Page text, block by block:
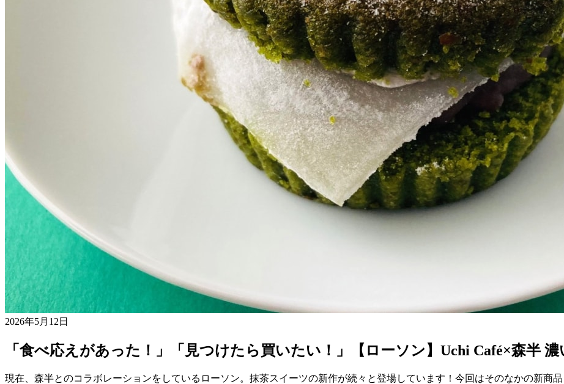
2026年5月12日
「食べ応えがあった！」「見つけたら買いたい！」【ローソン】Uchi Café×森半
現在、森半とのコラボレーションをしているローソン。抹茶スイーツの新作が続々と登場しています！今回はそのなかの新商